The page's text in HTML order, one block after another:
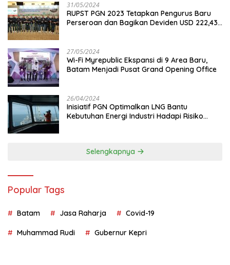
31/05/2024
RUPST PGN 2023 Tetapkan Pengurus Baru
Perseroan dan Bagikan Deviden USD 222,43
27/05/2024
Wi-Fi Myrepublic Ekspansi di 9 Area Baru,
Batam Menjadi Pusat Grand Opening Office
26/04/2024
Inisiatif PGN Optimalkan LNG Bantu
Kebutuhan Energi Industri Hadapi Risiko
Selengkapnya
Popular Tags
Batam Jasa Raharja Covid-19
Muhammad Rudi Gubernur Kepri